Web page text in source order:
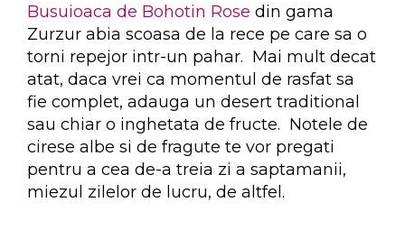
Busuioaca de Bohotin Rose din gama
Zurzur abia scoasa de la rece pe care sa o
torni repejor intr-un pahar. Mai mult decat
atat, daca vrei ca momentul de rasfat sa
fie complet, adauga un desert traditional
sau chiar o inghetata de fructe. Notele de
cirese albe si de fragute te vor pregati
pentru a cea de-a treia zi a saptamanii,
miezul zilelor de lucru, de altfel.